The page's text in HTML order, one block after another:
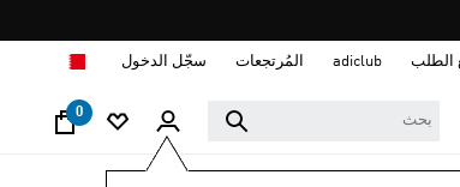
الطلب adiclub المُرتجعات سجّل الدخول
0